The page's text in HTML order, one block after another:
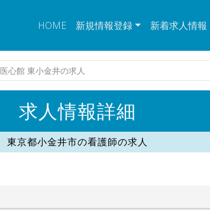
HOME 新規情報登録 新着求人情報
医心館 東小金井の求人
求人情報詳細
東京都小金井市の看護師の求人